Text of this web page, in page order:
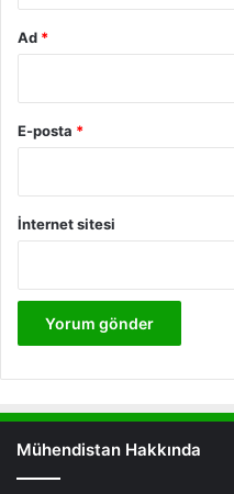
Ad *
E-posta *
İnternet sitesi
Mühendistan Hakkında